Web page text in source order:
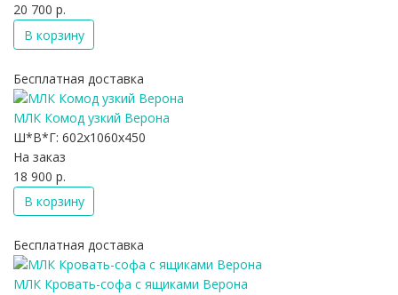
20 700 р.
В корзину
Бесплатная доставка
МЛК Комод узкий Верона
Ш*В*Г: 602x1060x450
На заказ
18 900 р.
В корзину
Бесплатная доставка
МЛК Кровать-софа с ящиками Верона